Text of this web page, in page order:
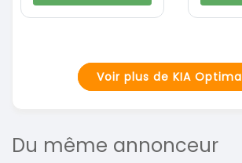
Voir plus de KIA Optima
Du même annonceur